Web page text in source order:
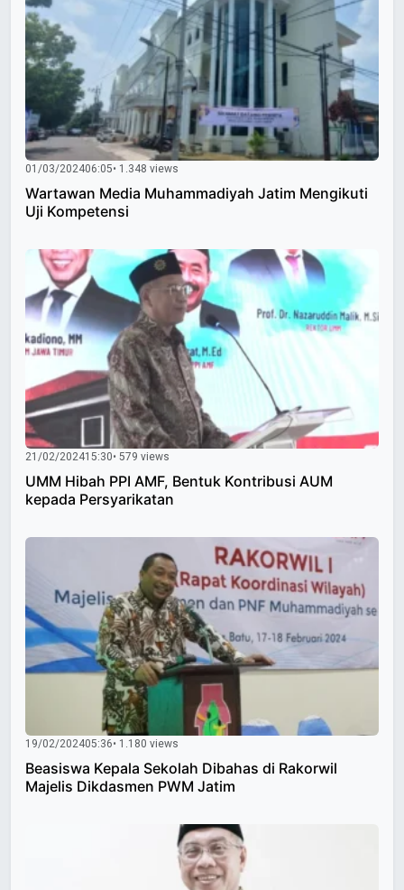
01/03/202406:05• 1.348 views
Wartawan Media Muhammadiyah Jatim Mengikuti
Uji Kompetensi
21/02/202415:30• 579 views
UMM Hibah PPI AMF, Bentuk Kontribusi AUM
kepada Persyarikatan
19/02/202405:36• 1.180 views
Beasiswa Kepala Sekolah Dibahas di Rakorwil
Majelis Dikdasmen PWM Jatim